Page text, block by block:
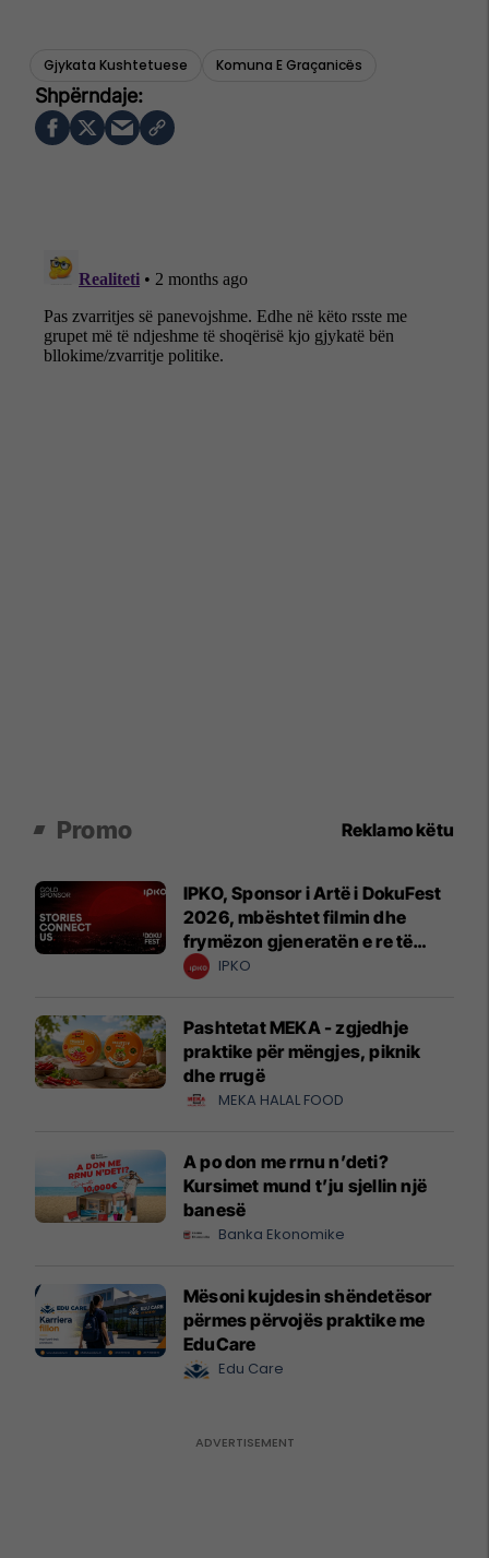
Gjykata Kushtetuese Komuna E Graçanicës
Promo Reklamo këtu
IPKO, Sponsor i Artë i DokuFest
2026, mbështet filmin dhe
frymëzon gjeneratën e re të
krijuesve
IPKO
Pashtetat MEKA - zgjedhje
praktike për mëngjes, piknik
dhe rrugë
MEKA HALAL FOOD
A po don me rrnu n’deti?
Kursimet mund t’ju sjellin një
banesë
Banka Ekonomike
Mësoni kujdesin shëndetësor
përmes përvojës praktike me
EduCare
Edu Care